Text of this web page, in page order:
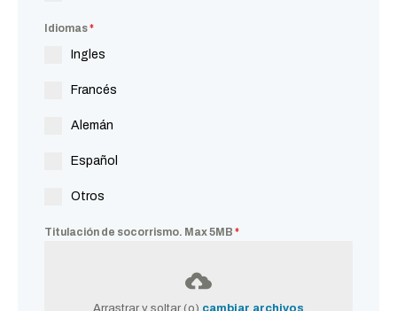
Idiomas*
Ingles
Francés
Alemán
Español
Otros
Titulación de socorrismo. Max 5MB *
Arrastrar y soltar (o) cambiar archivos